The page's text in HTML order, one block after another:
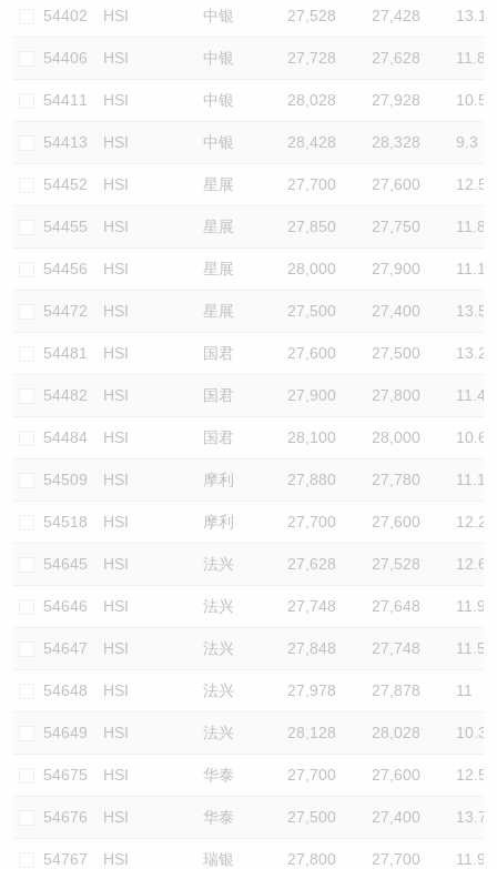
54402 HSI 中银 27,528 27,428 13.1
54406 HSI 中银 27,728 27,628 11.8
54411 HSI 中银 28,028 27,928 10.5
54413 HSI 中银 28,428 28,328 9.3
54452 HSI 星展 27,700 27,600 12.5
54455 HSI 星展 27,850 27,750 11.8
54456 HSI 星展 28,000 27,900 11.1
54472 HSI 星展 27,500 27,400 13.5
54481 HSI 国君 27,600 27,500 13.2
54482 HSI 国君 27,900 27,800 11.4
54484 HSI 国君 28,100 28,000 10.6
54509 HSI 摩利 27,880 27,780 11.1
54518 HSI 摩利 27,700 27,600 12.2
54645 HSI 法兴 27,628 27,528 12.6
54646 HSI 法兴 27,748 27,648 11.9
54647 HSI 法兴 27,848 27,748 11.5
54648 HSI 法兴 27,978 27,878 11
54649 HSI 法兴 28,128 28,028 10.3
54675 HSI 华泰 27,700 27,600 12.5
54676 HSI 华泰 27,500 27,400 13.7
54767 HSI 瑞银 27,800 27,700 11.9